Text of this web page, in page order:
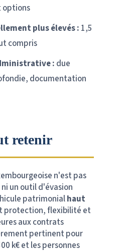
options
plus élevés : 1,5
compris
: due
documentation
retenir
n'est pas
un outil d'évasion
patrimonialhaut
protection, flexibilité et
aux contrats
pertinent pour
k€ et les personnes